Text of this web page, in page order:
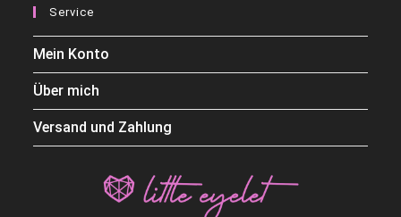
Service
Mein Konto
Über mich
Versand und Zahlung